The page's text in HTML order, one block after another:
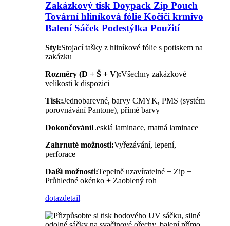
Zakázkový tisk Doypack Zip Pouch
Tovární hliníková fólie Kočičí krmivo
Balení Sáček Podestýlka Použití
Styl:Stojací tašky z hliníkové fólie s potiskem na
zakázku
Rozměry (D + Š + V):Všechny zakázkové
velikosti k dispozici
Tisk:Jednobarevné, barvy CMYK, PMS (systém
porovnávání Pantone), přímé barvy
DokončováníLesklá laminace, matná laminace
Zahrnuté možnosti:Vyřezávání, lepení,
perforace
Další možnosti:Tepelně uzavíratelné + Zip +
Průhledné okénko + Zaoblený roh
dotazdetail